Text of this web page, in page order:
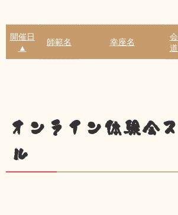
開催日
▲
師範名 幸座名
オンライン体験会
ル